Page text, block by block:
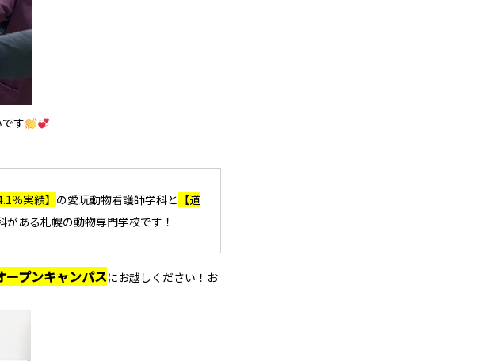
す
％実績】 の愛玩動物看護師学科と 【道
がある札幌の動物専門学校です！
ープンキャンパスにお越しください ！お